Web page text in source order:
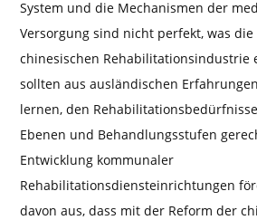
System und die Mechanismen der
Versorgung sind nicht perfekt, was
chinesischen Rehabilitationsindustrie
sollten aus ausländischen
lernen, den
Ebenen und Behandlungsstufen
Entwicklung kommunaler
Rehabilitationsdiensteinrichtungen
davon aus, dass mit der Reform der